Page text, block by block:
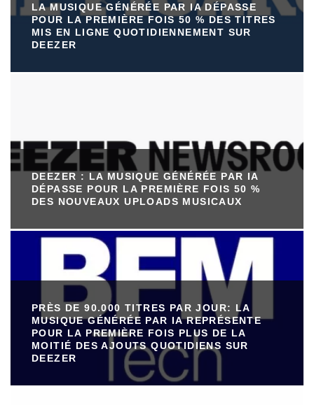
LA MUSIQUE GÉNÉRÉE PAR IA DÉPASSE
POUR LA PREMIÈRE FOIS 50 % DES TITRES
MIS EN LIGNE QUOTIDIENNEMENT SUR
DEEZER
DEEZER : LA MUSIQUE GÉNÉRÉE PAR IA
DÉPASSE POUR LA PREMIÈRE FOIS 50 %
DES NOUVEAUX UPLOADS MUSICAUX
PRÈS DE 90.000 TITRES PAR JOUR: LA
MUSIQUE GÉNÉRÉE PAR IA REPRÉSENTE
POUR LA PREMIÈRE FOIS PLUS DE LA
MOITIÉ DES AJOUTS QUOTIDIENS SUR
DEEZER